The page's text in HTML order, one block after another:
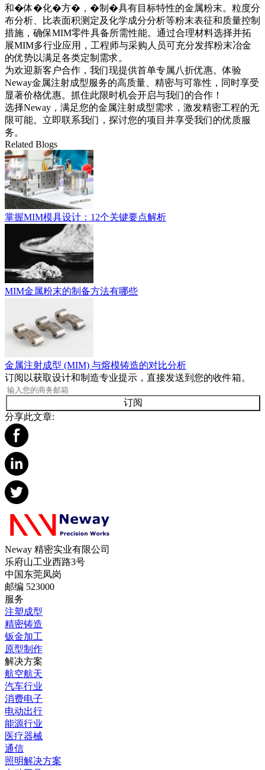
和�体�化�方�，�制�具有目标特性的金属粉末。粒度分
布分析、比表面积测定及化学成分分析等粉末表征和质量控制
措施，确保MIM零件具备所需性能。通过合理材料选择并拓
展MIM多行业应用，工程师与采购人员可充分发挥粉末冶金
的优势以满足各类定制需求。
为欢迎新客户合作，我们现提供首单专属八折优惠。体验
Neway金属注射成型服务的高质量、精密与可靠性，同时享受
显著价格优惠。抓住此限时机会开启与我们的合作！
选择Neway，满足您的金属注射成型需求，激发精密工程的无
限可能。 立即联系我们 ，探讨您的项目并享受我们的优质服
务。
Related Blogs
掌握MIM模具设计：12个关键要点解析
MIM金属粉末的制备方法有哪些
金属注射成型 (MIM) 与熔模铸造的对比分析
订阅以获取设计和制造专业提示，直接发送到您的收件箱。
订阅
分享此文章:
Neway 精密实业有限公司
乐府山工业西路3号
中国东莞凤岗
邮编 523000
服务
注塑成型
精密铸造
钣金加工
原型制作
解决方案
航空航天
汽车行业
消费电子
电动出行
能源行业
医疗器械
通信
照明解决方案